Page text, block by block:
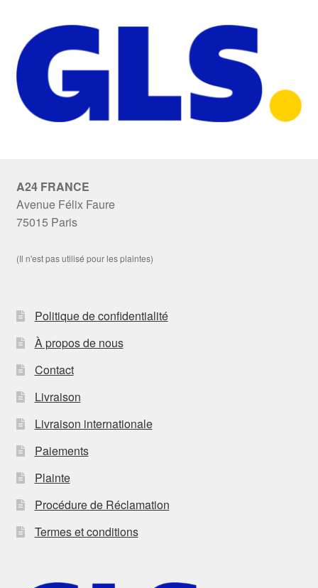
A24 FRANCE
Avenue Félix Faure
75015 Paris
(Il n'est pas utilisé pour les plaintes)
Politique de confidentialité
À propos de nous
Contact
Livraison
Livraison internationale
Paiements
Plainte
Procédure de Réclamation
Termes et conditions